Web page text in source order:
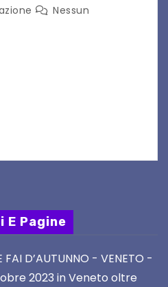
Nessun
Pagine
FAI D’AUTUNNO - VENETO -
2023 in Veneto oltre